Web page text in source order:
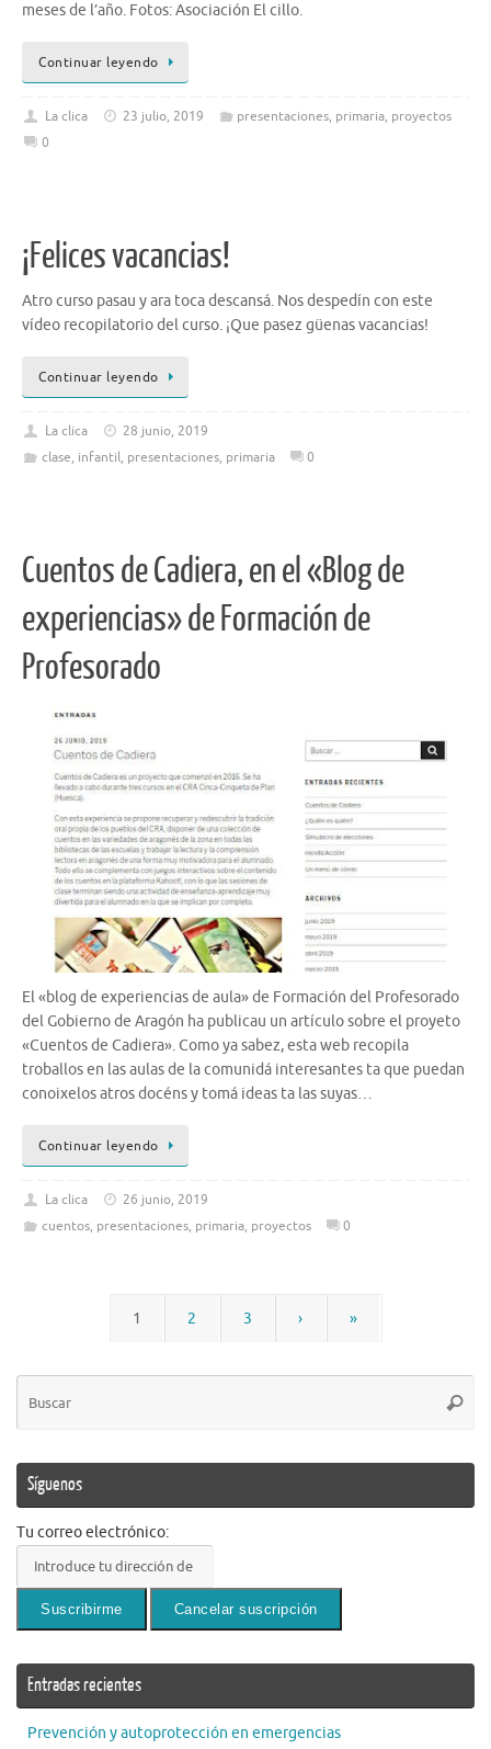
meses de l’año. Fotos: Asociación El cillo.
Continuar leyendo
La clica 23 julio, 2019 presentaciones, primaria, proyectos
0
¡Felices vacancias!
Atro curso pasau y ara toca descansá. Nos despedín con este
vídeo recopilatorio del curso. ¡Que pasez güenas vacancias!
Continuar leyendo
La clica
28 junio, 2019
clase, infantil, presentaciones, primaria 0
Cuentos de Cadiera, en el «Blog de
experiencias» de Formación de
Profesorado
El «blog de experiencias de aula» de Formación del Profesorado
del Gobierno de Aragón ha publicau un artículo sobre el proyeto
«Cuentos de Cadiera». Como ya sabez, esta web recopila
troballos en las aulas de la comunidá interesantes ta que puedan
conoixelos atros docéns y tomá ideas ta las suyas…
Continuar leyendo
La clica
26 junio, 2019
cuentos, presentaciones, primaria, proyectos 0
1 2 3 › »
Síguenos
Tu correo electrónico:
Entradas recientes
Prevención y autoprotección en emergencias